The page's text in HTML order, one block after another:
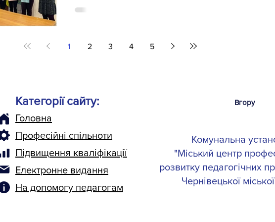
навчального року та просто подякувати керівникам
чи розібратися з новими методиками. Бути лідером
1 2 3 4 5
Категорії сайту:
Головна
Професійні спільноти
Підвищення кваліфікації
Електронне видання
На допомогу педагогам
Вгору
Комунальна
"Міський центр
розвитку педагогічних
Чернівецької